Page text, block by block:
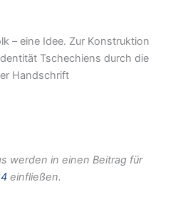
– eine Idee. Zur Konstruktion
Tschechiens durch die
Handschrift
werden in einen Beitrag für
einfließen.